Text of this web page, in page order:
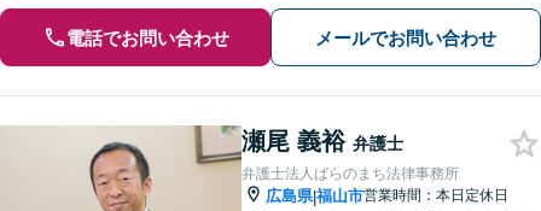
電話でお問い合わせ メールでお問い合わせ
瀬尾 義裕 弁護士
弁護士法人ばらのまち法律事務所
広島県|福山市営業時間：本日定休日